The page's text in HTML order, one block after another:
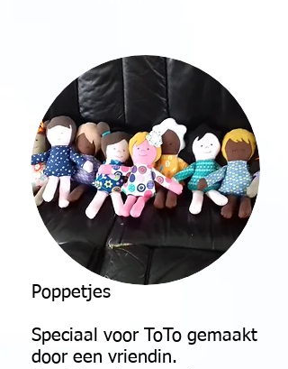
Poppetjes
Speciaal voor ToTo gemaakt
door een vriendin.